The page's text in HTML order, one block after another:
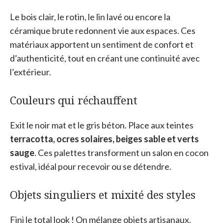
Le bois clair, le rotin, le lin lavé ou encore la
céramique brute redonnent vie aux espaces. Ces
matériaux apportent un sentiment de confort et
d’authenticité, tout en créant une continuité avec
l’extérieur.
Couleurs qui réchauffent
Exit le noir mat et le gris béton. Place aux teintes
terracotta, ocres solaires, beiges sable et verts
sauge. Ces palettes transforment un salon en cocon
estival, idéal pour recevoir ou se détendre.
Objets singuliers et mixité des styles
Fini le total look ! On mélange objets artisanaux,